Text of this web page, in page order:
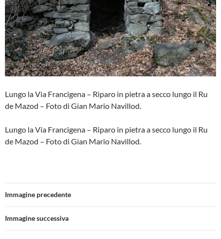
Lungo la Via Francigena – Riparo in pietra a secco lungo il Ru
de Mazod – Foto di Gian Mario Navillod.
Lungo la Via Francigena – Riparo in pietra a secco lungo il Ru
de Mazod – Foto di Gian Mario Navillod.
Immagine precedente
Immagine successiva